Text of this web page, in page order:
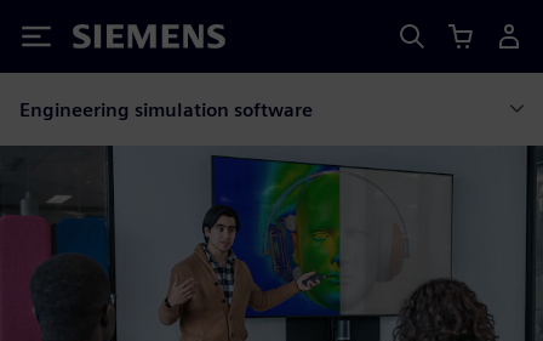
Siemens
Engineering simulation software